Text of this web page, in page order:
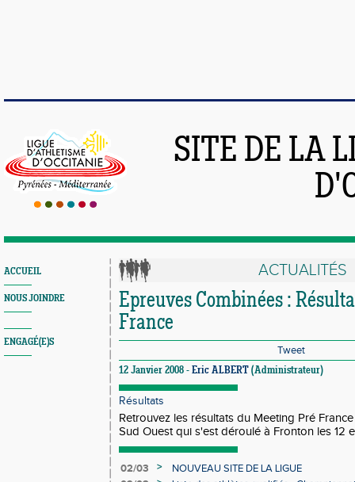
SITE DE LA
ACCUEIL
NOUS JOINDRE
ENGAGÉ(E)S
ACTUALITÉS
Epreuves Combinées :
France
Tweet
12 Janvier 2008 - Eric ALBERT (Administrateur)
Résultats
Retrouvez les résultats du Meeting Pré
Sud Ouest qui s'est déroulé à Fronton les 12
02/03 >
NOUVEAU SITE DE LA LIGUE